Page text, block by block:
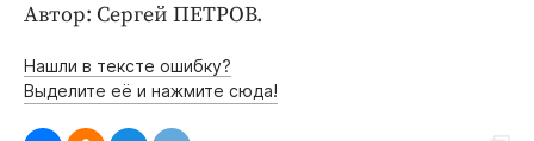
Автор: Сергей ПЕТРОВ.
Нашли в тексте ошибку?
Выделите её и нажмите сюда!